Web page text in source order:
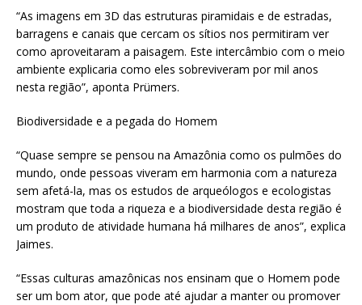
“As imagens em 3D das estruturas piramidais e de estradas,
barragens e canais que cercam os sítios nos permitiram ver
como aproveitaram a paisagem. Este intercâmbio com o meio
ambiente explicaria como eles sobreviveram por mil anos
nesta região”, aponta Prümers.
Biodiversidade e a pegada do Homem
“Quase sempre se pensou na Amazônia como os pulmões do
mundo, onde pessoas viveram em harmonia com a natureza
sem afetá-la, mas os estudos de arqueólogos e ecologistas
mostram que toda a riqueza e a biodiversidade desta região é
um produto de atividade humana há milhares de anos”, explica
Jaimes.
“Essas culturas amazônicas nos ensinam que o Homem pode
ser um bom ator, que pode até ajudar a manter ou promover